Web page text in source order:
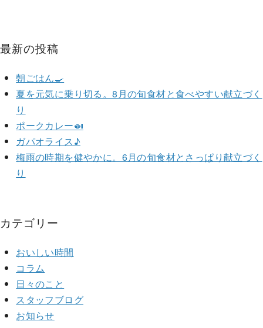
最新の投稿
朝ごはん🍳
夏を元気に乗り切る。8月の旬食材と食べやすい献立づく
り
ポークカレー🍛
ガパオライス♪
梅雨の時期を健やかに。6月の旬食材とさっぱり献立づく
り
カテゴリー
おいしい時間
コラム
日々のこと
スタッフブログ
お知らせ